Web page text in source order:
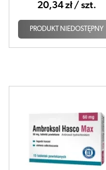
20,34 zł / szt.
PRODUKT NIEDOSTĘPNY